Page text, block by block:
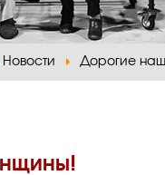
Новости Дорогие